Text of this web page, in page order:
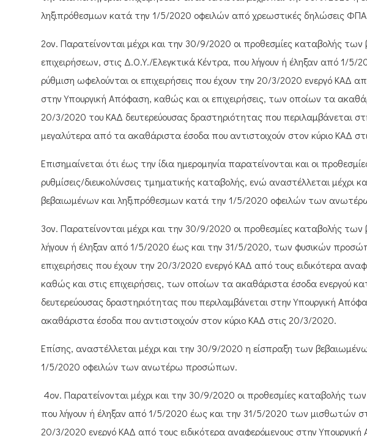
ληξιπρόθεσμων κατά την 1/5/2020 οφειλών από χρεωστικές δηλώσεις
2ον. Παρατείνονται μέχρι και την 30/9/2020 οι προθεσμίες καταβολής
επιχειρήσεων, στις Δ.Ο.Υ./Ελεγκτικά Κέντρα, που λήγουν ή έληξαν από 1/
ρύθμιση ωφελούνται οι επιχειρήσεις που έχουν την 20/3/2020 ενεργό ΚΑΔ
στην Υπουργική Απόφαση, καθώς και οι επιχειρήσεις, των οποίων τα
20/3/2020 του ΚΑΔ δευτερεύουσας δραστηριότητας που περιλαμβάνεται
μεγαλύτερα από τα ακαθάριστα έσοδα που αντιστοιχούν στον κύριο ΚΑΔ
Επισημαίνεται ότι έως την ίδια ημερομηνία παρατείνονται και οι
ρυθμίσεις/διευκολύνσεις τμηματικής καταβολής, ενώ αναστέλλεται
βεβαιωμένων και ληξιπρόθεσμων κατά την 1/5/2020 οφειλών των
3ον. Παρατείνονται μέχρι και την 30/9/2020 οι προθεσμίες καταβολής
λήγουν ή έληξαν από 1/5/2020 έως και την 31/5/2020, των φυσικών
επιχειρήσεις που έχουν την 20/3/2020 ενεργό ΚΑΔ από τους ειδικότερα
καθώς και στις επιχειρήσεις, των οποίων τα ακαθάριστα έσοδα ενεργού
δευτερεύουσας δραστηριότητας που περιλαμβάνεται στην Υπουργική
ακαθάριστα έσοδα που αντιστοιχούν στον κύριο ΚΑΔ στις 20/3/2020.
Επίσης, αναστέλλεται μέχρι και την 30/9/2020 η είσπραξη των
1/5/2020 οφειλών των ανωτέρω προσώπων.
4ον. Παρατείνονται μέχρι και την 30/9/2020 οι προθεσμίες καταβολής
που λήγουν ή έληξαν από 1/5/2020 έως και την 31/5/2020 των μισθωτών
20/3/2020 ενεργό ΚΑΔ από τους ειδικότερα αναφερόμενους στην